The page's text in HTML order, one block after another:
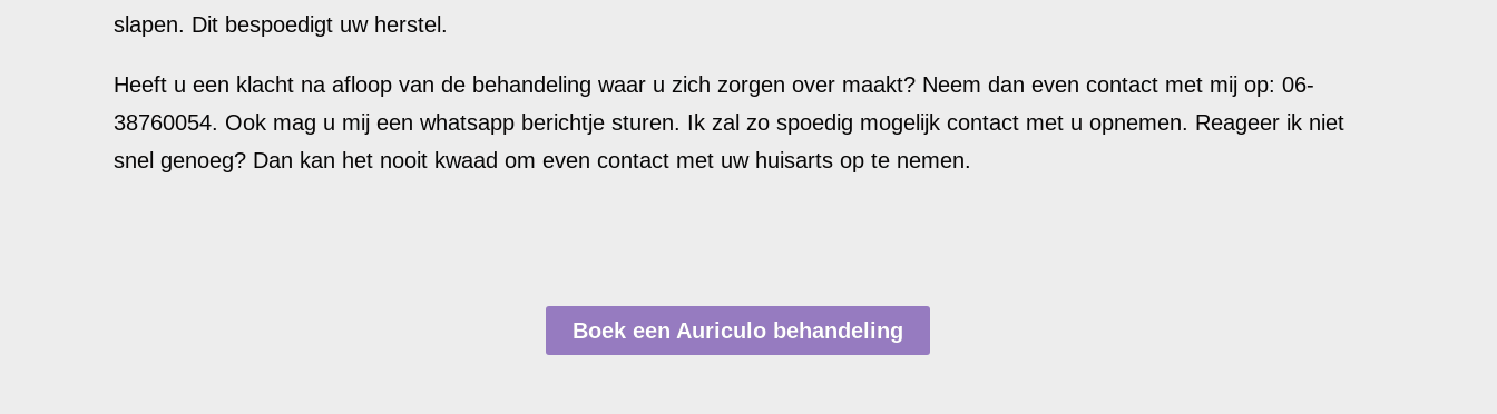
slapen. Dit bespoedigt uw herstel.
Heeft u een klacht na afloop van de behandeling waar u zich zorgen over maakt? Neem dan even contact met mij op: 06-
38760054. Ook mag u mij een whatsapp berichtje sturen. Ik zal zo spoedig mogelijk contact met u opnemen. Reageer ik niet
snel genoeg? Dan kan het nooit kwaad om even contact met uw huisarts op te nemen.
Boek een Auriculo behandeling